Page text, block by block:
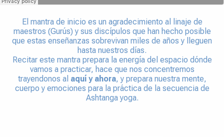
El mantra de inicio es un agradecimiento al linaje de
maestros (Gurús) y sus discípulos que han hecho posible
que estas enseñanzas sobrevivan miles de años y lleguen
hasta nuestros días.
Recitar este mantra prepara la energía del espacio dónde
vamos a practicar, hace que nos concentremos
trayendonos al aquí y ahora, y prepara nuestra mente,
cuerpo y emociones para la práctica de la secuencia de
Ashtanga yoga.